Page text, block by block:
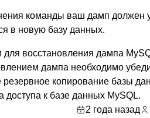
команды ваш дамп должен
в новую базу данных.
восстановления дампа
дампа необходимо
резервное копирование базы
доступа к базе данных MySQL.
2 года назад